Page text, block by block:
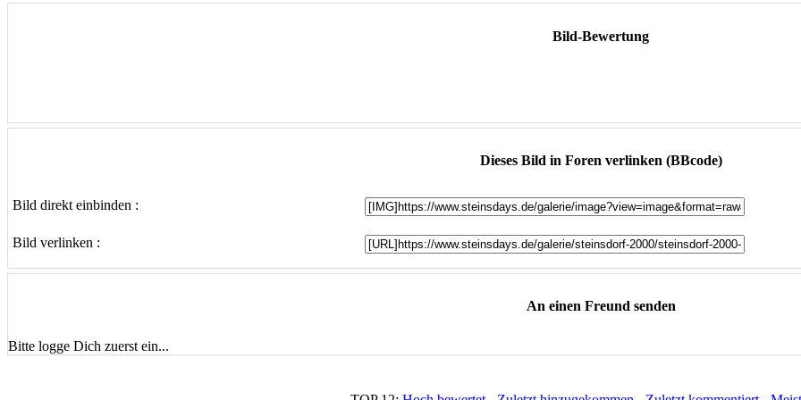
Bild-Bewertung
Dieses Bild in Foren verlinken (BBcode)
Bild direkt einbinden :
Bild verlinken :
An einen Freund senden
Bitte logge Dich zuerst ein...